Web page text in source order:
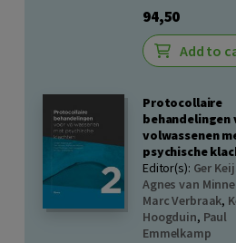
94,50
Add to
Protocollaire
behandelingen
volwassenen
psychische
Editor(s): Ger
Agnes van
Marc Verbraak,
Hoogduin, Paul
Emmelkamp